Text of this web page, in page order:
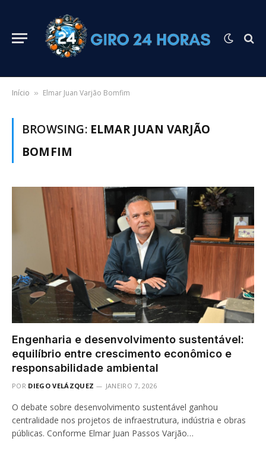
Início » Elmar Juan Varjão Bomfim
BROWSING: ELMAR JUAN VARJÃO
BOMFIM
Engenharia e desenvolvimento sustentável:
equilíbrio entre crescimento econômico e
responsabilidade ambiental
POR DIEGO VELÁZQUEZ JANEIRO 7, 2026
O debate sobre desenvolvimento sustentável ganhou
centralidade nos projetos de infraestrutura, indústria e obras
públicas. Conforme Elmar Juan Passos Varjão…